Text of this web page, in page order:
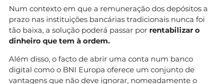
Num contexto em que a remuneração dos depósitos a
prazo nas instituições bancárias tradicionais nunca foi
tão baixa, a solução poderá passar por rentabilizar o
dinheiro que tem à ordem.
Além disso, o facto de abrir uma conta num banco
digital como o BNI Europa oferece um conjunto de
vantagens que não deve ignorar, nomeadamente o